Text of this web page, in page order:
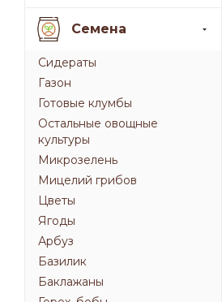
Семена
Сидераты
Газон
Готовые клумбы
Остальные овощные
культуры
Микрозелень
Мицелий грибов
Цветы
Ягоды
Арбуз
Базилик
Баклажаны